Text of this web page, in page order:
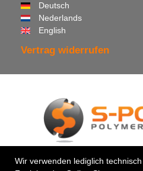
Deutsch
Nederlands
English
Vertrag widerrufen
© 2026 •S-
Wir verwenden lediglich